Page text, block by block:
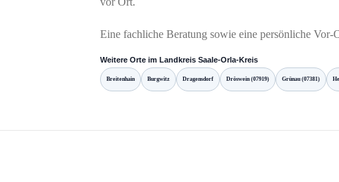
Eine fachliche Beratung sowie eine persönliche
Weitere Orte im Landkreis Saale-Orla-Kreis
Breitenhain Burgwitz Dragensdorf Dröswein (07919) Grünau (07381)